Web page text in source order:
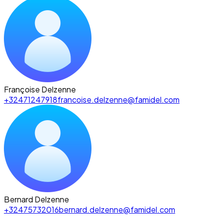
Françoise Delzenne
+32471247918francoise.delzenne@famidel.com
Bernard Delzenne
+32475732016bernard.delzenne@famidel.com